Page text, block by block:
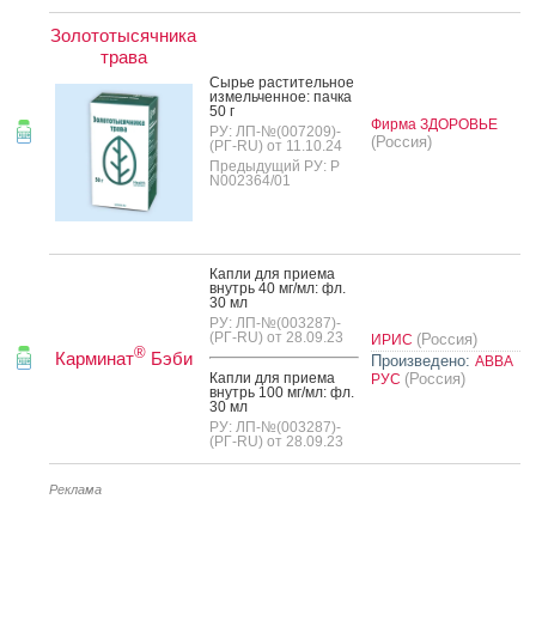
Золототысячника
трава
Сырье рас­ти­тель­ное
из­мель­чен­ное: пач­ка
50 г
РУ: ЛП-№(007209)-
(РГ-RU) от 11.10.24
Предыдущий РУ: Р
N002364/01
Фирма ЗДОРОВЬЕ
(Россия)
Карминат®Бэби
Кап­ли для при­ема
внутрь 40 мг/мл: фл.
30 мл
РУ: ЛП-№(003287)-
(РГ-RU) от 28.09.23
Кап­ли для при­ема
внутрь 100 мг/мл: фл.
30 мл
РУ: ЛП-№(003287)-
(РГ-RU) от 28.09.23
ИРИС (Россия)
Произведено: АВВА
РУС (Россия)
Реклама